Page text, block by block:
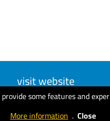
some features and
More information . Close
visit website